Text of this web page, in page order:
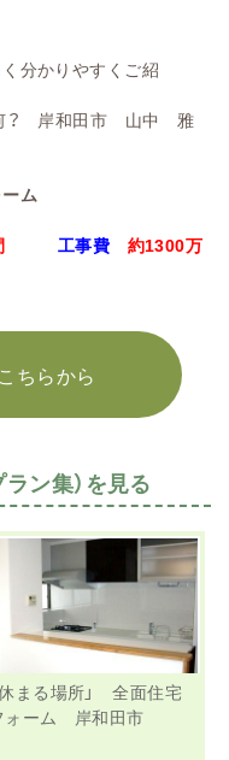
分かりやすくご紹
？ 岸和田市 山中 雅
工事費 約1300万
ちらから
ン集）を見る
休まる場所」 全面住宅
ォーム 岸和田市